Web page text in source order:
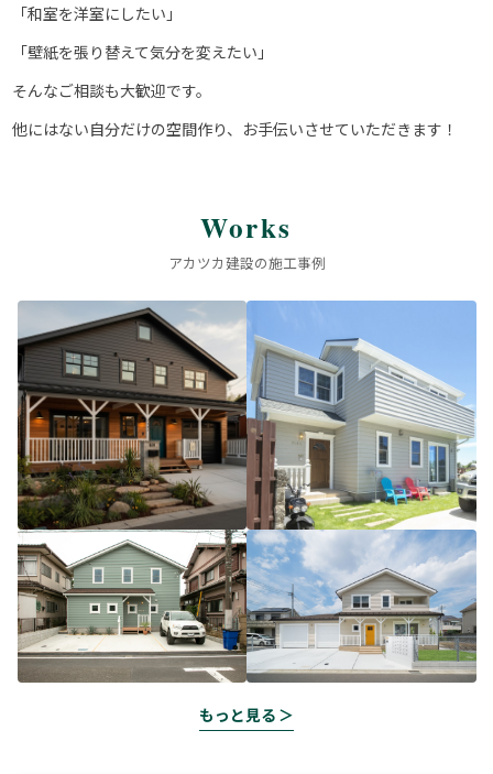
「和室を洋室にしたい」
「壁紙を張り替えて気分を変えたい」
そんなご相談も大歓迎です。
他にはない自分だけの空間作り、お手伝いさせていただきます！
Works
アカツカ建設の施工事例
もっと見る ＞